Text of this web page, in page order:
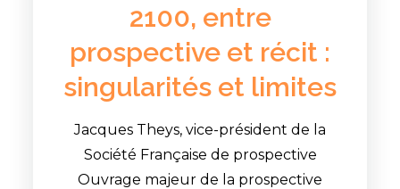
2100, entre
prospective et récit :
singularités et limites
Jacques Theys, vice-président de la
Société Française de prospective
Ouvrage majeur de la prospective